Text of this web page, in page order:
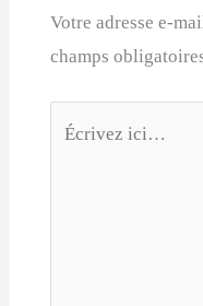
Votre adresse e-
champs